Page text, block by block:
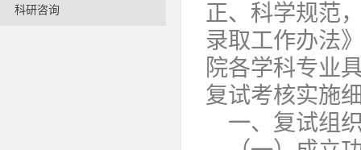
科研咨询
正、科学规范
录取工作办法
院各学科专业
复试考核实施
一、复试组